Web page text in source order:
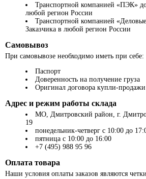
Транспортной компанией «ПЭК» до
любой регион России
Транспортной компанией
Заказчика в любой регион России
Самовывоз
При самовывозе необходимо иметь при себе:
Паспорт
Доверенность на получение груза
Оригинал договора купли-
Адрес и режим работы склада
МО, Дмитровский район, г.
19
понедельник-четверг с 10:00 до
пятница с 10:00 до 16:00
+7 (495) 988 95 96
Оплата товара
Наши условия оплаты заказов являются